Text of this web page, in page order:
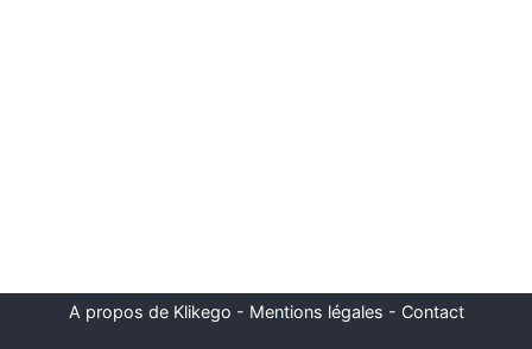
A propos de Klikego - Mentions légales - Contact